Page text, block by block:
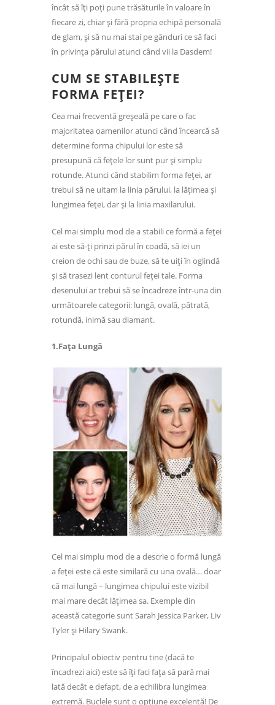
încât să îți poți pune trăsăturile în valoare în
fiecare zi, chiar și fără propria echipă personală
de glam, și să nu mai stai pe gânduri ce să faci
în privința părului atunci când vii la Dasdem!
CUM SE STABILEȘTE
FORMA FEȚEI?
Cea mai frecventă greșeală pe care o fac
majoritatea oamenilor atunci când încearcă să
determine forma chipului lor este să
presupună că fețele lor sunt pur și simplu
rotunde. Atunci când stabilim forma feței, ar
trebui să ne uitam la linia părului, la lățimea și
lungimea feței, dar și la linia maxilarului.
Cel mai simplu mod de a stabili ce formă a feței
ai este să-ți prinzi părul în coadă, să iei un
creion de ochi sau de buze, să te uiți în oglindă
și să trasezi lent conturul feței tale. Forma
desenului ar trebui să se încadreze într-una din
următoarele categorii: lungă, ovală, pătrată,
rotundă, inimă sau diamant.
1.Fața Lungă
Cel mai simplu mod de a descrie o formă lungă
a feței este că este similară cu una ovală… doar
că mai lungă – lungimea chipului este vizibil
mai mare decât lățimea sa. Exemple din
această categorie sunt Sarah Jessica Parker, Liv
Tyler și Hilary Swank.
Principalul obiectiv pentru tine (dacă te
încadrezi aici) este să îți faci fața să pară mai
lată decât e defapt, de a echilibra lungimea
extremă. Buclele sunt o opțiune excelentă! De